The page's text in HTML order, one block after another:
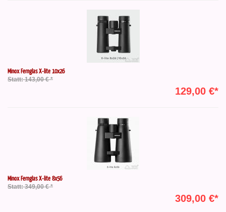
Minox Fernglas X-lite 10x26
Statt: 143,00 € *
129,00 €*
Minox Fernglas X-lite 8x56
Statt: 349,00 € *
309,00 €*